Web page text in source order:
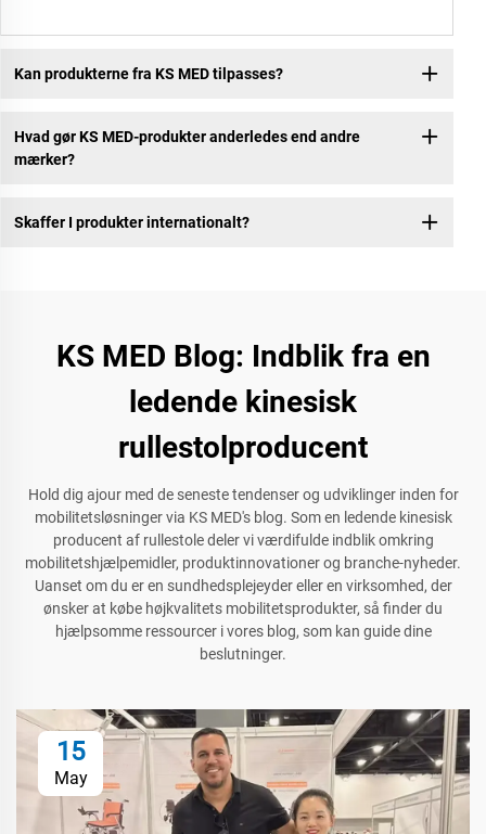
Kan produkterne fra KS MED tilpasses?
Hvad gør KS MED-produkter anderledes end andre
mærker?
Skaffer I produkter internationalt?
KS MED Blog: Indblik fra en
ledende kinesisk
rullestolproducent
Hold dig ajour med de seneste tendenser og udviklinger inden for
mobilitetsløsninger via KS MED's blog. Som en ledende kinesisk
producent af rullestole deler vi værdifulde indblik omkring
mobilitetshjælpemidler, produktinnovationer og branche-nyheder.
Uanset om du er en sundhedsplejeyder eller en virksomhed, der
ønsker at købe højkvalitets mobilitetsprodukter, så finder du
hjælpsomme ressourcer i vores blog, som kan guide dine
beslutninger.
15
May